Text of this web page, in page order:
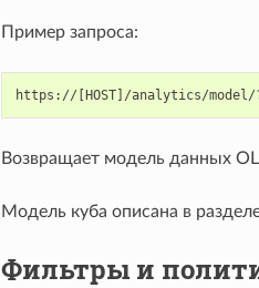
Пример запроса:
Возвращает модель данных
Модель куба описана в
Фильтры и